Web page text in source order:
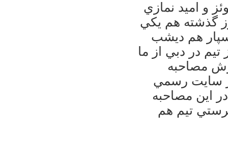
و اميد نمازي
گذشته هم يكي
هم ديشب
در دبي از ما
مصاحبه
سايت رسمي
اين مصاحبه
تيم هم